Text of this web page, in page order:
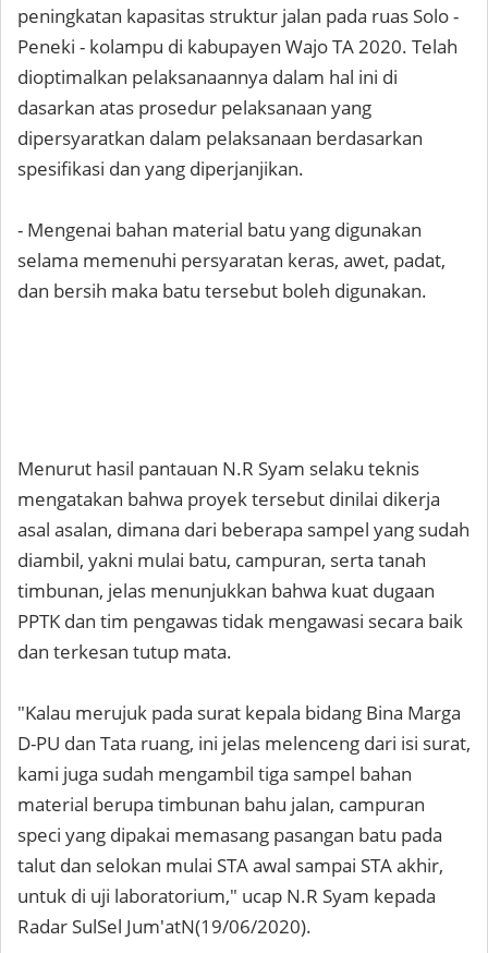
peningkatan kapasitas struktur jalan pada ruas Solo -
Peneki - kolampu di kabupayen Wajo TA 2020. Telah
dioptimalkan pelaksanaannya dalam hal ini di
dasarkan atas prosedur pelaksanaan yang
dipersyaratkan dalam pelaksanaan berdasarkan
spesifikasi dan yang diperjanjikan.
- Mengenai bahan material batu yang digunakan
selama memenuhi persyaratan keras, awet, padat,
dan bersih maka batu tersebut boleh digunakan.
Menurut hasil pantauan N.R Syam selaku teknis
mengatakan bahwa proyek tersebut dinilai dikerja
asal asalan, dimana dari beberapa sampel yang sudah
diambil, yakni mulai batu, campuran, serta tanah
timbunan, jelas menunjukkan bahwa kuat dugaan
PPTK dan tim pengawas tidak mengawasi secara baik
dan terkesan tutup mata.
"Kalau merujuk pada surat kepala bidang Bina Marga
D-PU dan Tata ruang, ini jelas melenceng dari isi surat,
kami juga sudah mengambil tiga sampel bahan
material berupa timbunan bahu jalan, campuran
speci yang dipakai memasang pasangan batu pada
talut dan selokan mulai STA awal sampai STA akhir,
untuk di uji laboratorium," ucap N.R Syam kepada
Radar SulSel Jum'atN(19/06/2020).